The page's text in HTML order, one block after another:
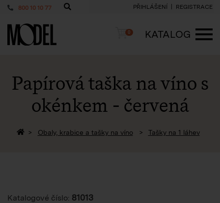
800 10 10 77 PŘIHLÁŠENÍ REGISTRACE
PackShop Košík
0
KATALOG
Papírová taška na víno s
okénkem - červená
Zpět na homepage
Obaly, krabice a tašky na víno Tašky na 1 láhev
Katalogové číslo: 81013